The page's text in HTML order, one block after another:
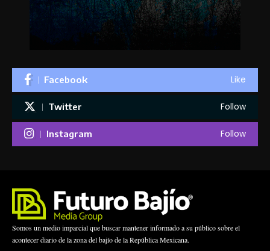
Facebook Like
Twitter Follow
Instagram Follow
Somos un medio imparcial que buscar mantener informado a su público sobre el
acontecer diario de la zona del bajío de la República Mexicana.